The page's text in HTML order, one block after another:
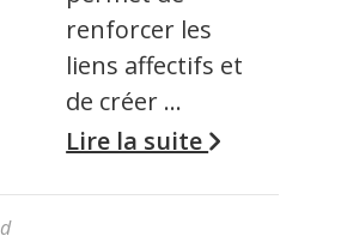
renforcer les
liens affectifs et
de créer …
Lire la suite